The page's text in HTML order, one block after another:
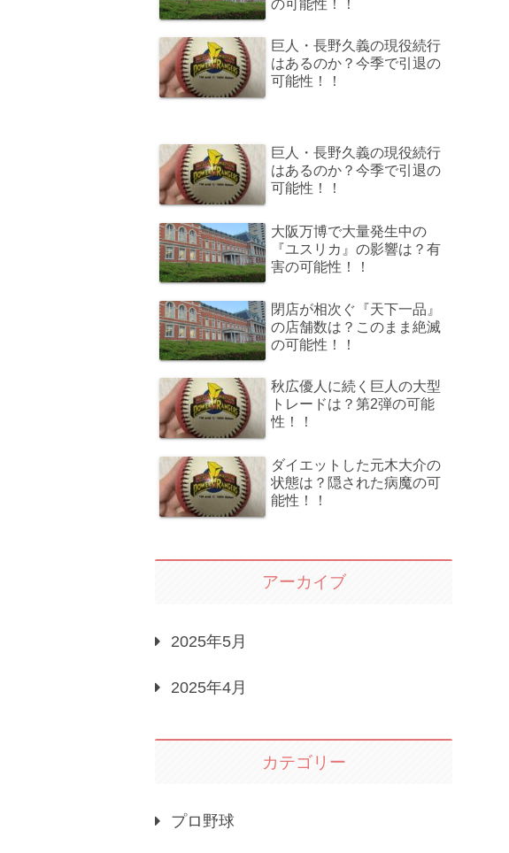
の可能性！！
巨人・長野久義の現役続行
はあるのか？今季で引退の
可能性！！
巨人・長野久義の現役続行
はあるのか？今季で引退の
可能性！！
大阪万博で大量発生中の
『ユスリカ』の影響は？有
害の可能性！！
閉店が相次ぐ『天下一品』
の店舗数は？このまま絶滅
の可能性！！
秋広優人に続く巨人の大型
トレードは？第2弾の可能
性！！
ダイエットした元木大介の
状態は？隠された病魔の可
能性！！
アーカイブ
2025年5月
2025年4月
カテゴリー
プロ野球